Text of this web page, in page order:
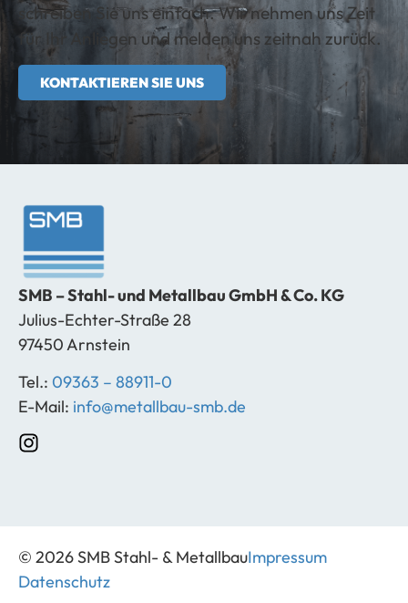
schreiben Sie uns einfach. Wir nehmen uns Zeit
für Ihr Anliegen und melden uns zeitnah zurück.
KONTAKTIEREN SIE UNS
SMB – Stahl- und Metallbau GmbH & Co. KG
Julius-Echter-Straße 28
97450 Arnstein
Tel.: 09363 – 88911-0
E-Mail: info@metallbau-smb.de
© 2026 SMB Stahl- & MetallbauImpressum
Datenschutz